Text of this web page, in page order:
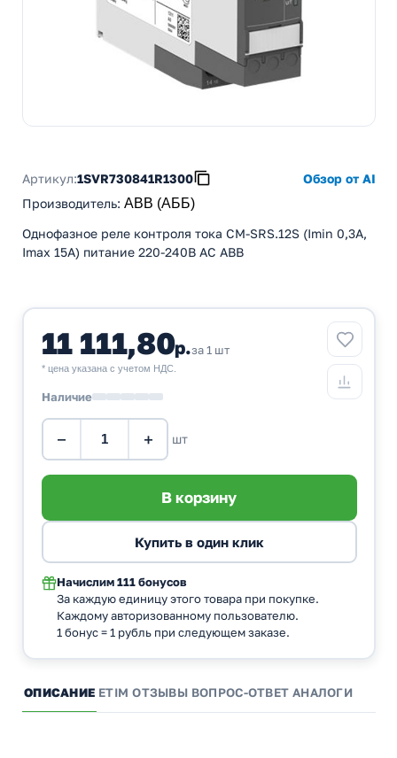
Артикул:1SVR730841R1300
Обзор от AI
Производитель: ABB (АББ)
Однофазное реле контроля тока CM-SRS.12S (Imin 0,3A,
Imax 15A) питание 220-240В AC ABB
11 111,80р.за 1 шт
* цена указана с учетом НДС.
Наличие
− + шт
Начислим 111 бонусов
За каждую единицу этого товара при покупке.
Каждому авторизованному пользователю.
1 бонус = 1 рубль при следующем заказе.
ОПИСАНИЕ ETIM ОТЗЫВЫ ВОПРОС-ОТВЕТ АНАЛОГИ